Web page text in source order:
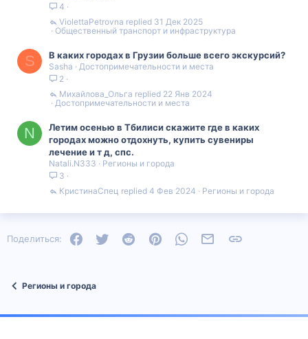
4
Общественный транспорт и инфраструктура
31 Дек 2025
ViolettaPetrovna
S В каких городах в Грузии больше всего экскурсий?
Sasha
Достопримечательности и места
2
Достопримечательности и места
22 Янв 2024
Михайлова_Ольга
N
Летим осенью в Тбилиси скажите где в каких
городах можно отдохнуть, купить сувениры
лечение и т д, спс.
Natali.N333
Регионы и города
3
Регионы и города
4 Фев 2024
КристинаСпец
Поделиться: FacebookTwitter Reddit PinterestWhatsAppЭлектронная почта
Регионы и города